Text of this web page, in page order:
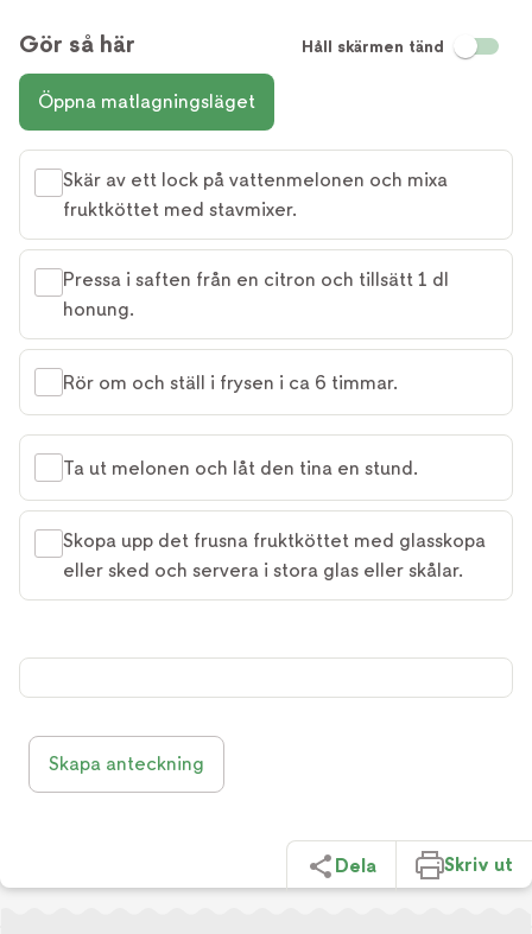
Gör så här Håll skärmen tänd
Öppna matlagningsläget
Skär av ett lock på vattenmelonen och mixa
fruktköttet med stavmixer.
Pressa i saften från en citron och tillsätt 1 dl
honung.
Rör om och ställ i frysen i ca 6 timmar.
Ta ut melonen och låt den tina en stund.
Skopa upp det frusna fruktköttet med glasskopa
eller sked och servera i stora glas eller skålar.
Skapa anteckning
Dela Skriv ut